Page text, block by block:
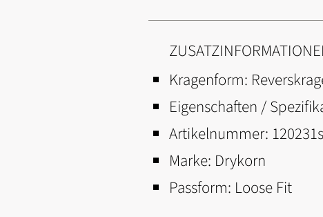
Kragenform:
Eigenschaften /
Artikelnummer:
Marke: Drykorn
Passform: Loose Fit